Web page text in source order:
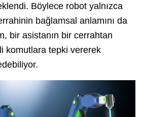
Böylece robot yalnızca
bağlamsal anlamını da
bir asistanın bir cerrahtan
komutlara tepki vererek